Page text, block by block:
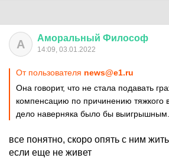
А Аморальный Философ
14:09, 03.01.2022
От пользователя news@e1.ru
Она говорит, что не стала подавать
компенсацию по причинению тяжкого
дело наверняка было бы выигрышным.
все понятно, скоро опять с ним
если еще не живет